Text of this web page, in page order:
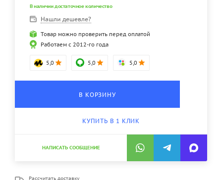
В наличии достаточное количество
Нашли дешевле?
Товар можно проверить перед оплатой
Работаем с 2012-го года
5,0 5,0 5,0
В КОРЗИНУ
КУПИТЬ В 1 КЛИК
НАПИСАТЬ СООБЩЕНИЕ
Рассчитать доставку